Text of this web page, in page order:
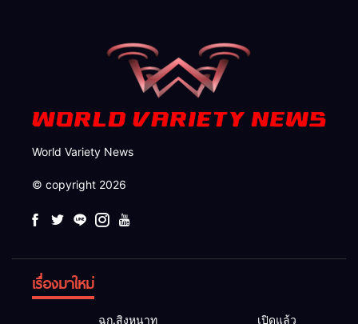
World Variety News
© copyright 2026
เรื่องมาใหม่
ฉก.สิงหนาท เปิดแล้ว